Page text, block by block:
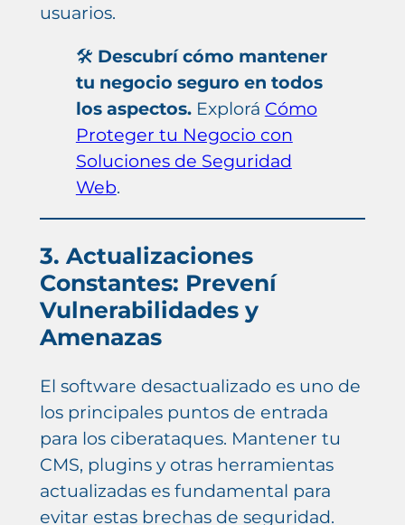
usuarios.
🛠️ Descubrí cómo mantener
tu negocio seguro en todos
los aspectos.Explorá Cómo
Proteger tu Negocio con
Soluciones de Seguridad
Web.
3. Actualizaciones
Constantes: Prevení
Vulnerabilidades y
Amenazas
El software desactualizado es uno de
los principales puntos de entrada
para los ciberataques. Mantener tu
CMS, plugins y otras herramientas
actualizadas es fundamental para
evitar estas brechas de seguridad.